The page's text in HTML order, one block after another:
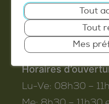
T. 027 345 45 45
info@conthey.ch
Horaires
Lu-Ve: 08h30 –
Tout
Tout
Mes